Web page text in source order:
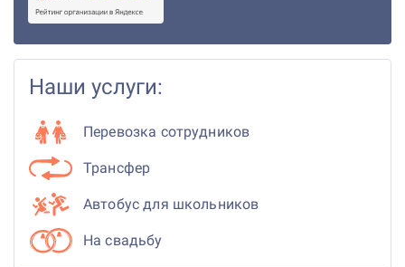
Наши услуги:
Перевозка сотрудников
Трансфер
Автобус для школьников
На свадьбу